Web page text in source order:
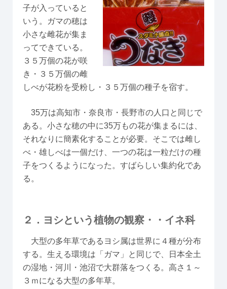
子が入っていると
いう。ガマの穂は
小さな雌花が集ま
ってできている。
３５万個の花が咲
き・３５万個の雌
しべが花粉を受粉し・３５万個の種子を宿す。
35万は高知市・奈良市・長野市の人口と同じで
ある。小さな穂の中に35万もの花が集まるには、
それなりに簡素化することが必要。そこでは雌し
べ・雄しべは一個だけ、一つの花は一粒だけの種
子をつくるようになった。すばらしい集約化であ
る。
２．ヨシという植物の観察・・イネ科
大型の多年草であるヨシ属は世界に４種が分布
する。生える環境は「ガマ」と同じで、日本全土
の湿地・河川・池沼で大群落をつくる。高さ１～
３ｍになる大型の多年草。